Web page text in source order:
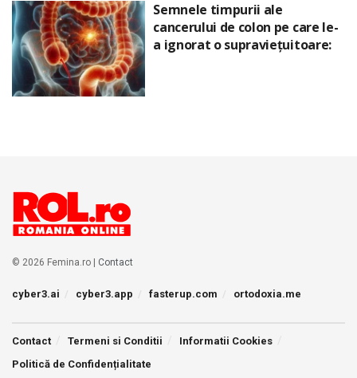
Semnele timpurii ale
cancerului de colon pe care le-
a ignorat o supraviețuitoare:
© 2026 Femina.ro | Contact
cyber3.ai cyber3.app fasterup.com ortodoxia.me
Contact Termeni si Conditii
Informatii Cookies
Politică de Confidențialitate